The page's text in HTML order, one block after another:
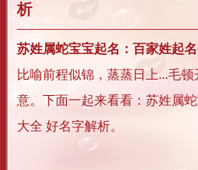
析
苏姓属蛇宝宝起名：百家姓起
比喻前程似锦，蒸蒸日上...毛
意。下面一起来看看：苏姓属
大全 好名字解析。